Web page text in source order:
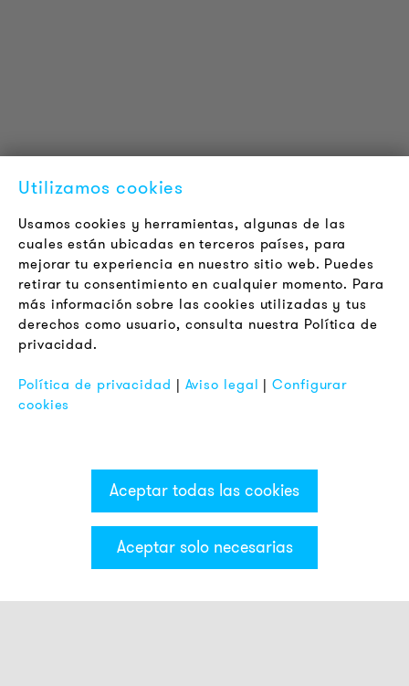
Categorías & Filter
Jobs
Boletín
LEGAL
Terminos y Condiciones Generales
Aviso de Privacidad
Pie de Imprenta
Utilizamos cookies
Usamos cookies y herramientas, algunas de las
cuales están ubicadas en terceros países, para
mejorar tu experiencia en nuestro sitio web. Puedes
retirar tu consentimiento en cualquier momento. Para
más información sobre las cookies utilizadas y tus
derechos como usuario, consulta nuestra Política de
privacidad.
Política de privacidad | Aviso legal |Configurar
cookies
Aceptar todas las cookies
Aceptar solo necesarias